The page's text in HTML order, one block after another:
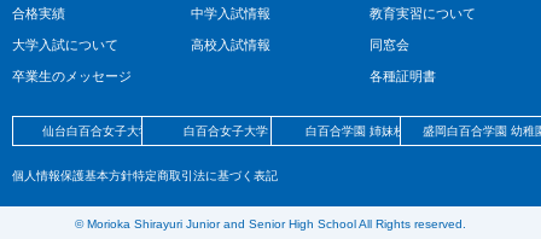
合格実績
大学入試について
卒業生のメッセージ
中学入試情報
高校入試情報
教育実習について
同窓会
各種証明書
仙台白百合女子大学 白百合女子大学 白百合学園 姉妹校 盛岡白百合学園 幼稚
個人情報保護基本方針特定商取引法に基づく表記
©︎ Morioka Shirayuri Junior and Senior High School All Rights reserved.